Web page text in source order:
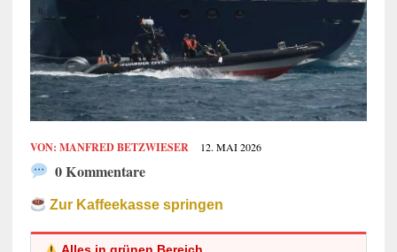
VON: MANFRED BETZWIESER 12. MAI 2026
0 Kommentare
Zur Kaffeekasse springen